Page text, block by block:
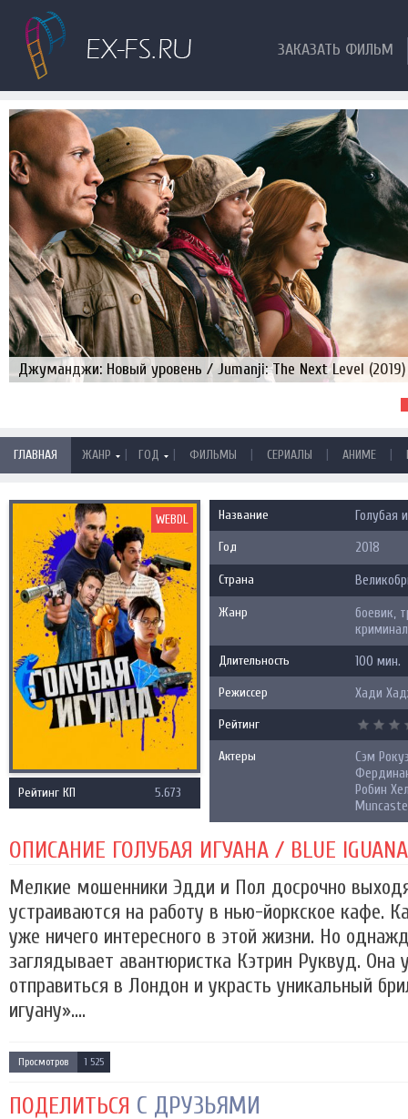
ЗАКАЗАТЬ ФИЛЬМ
Джуманджи: Новый уровень / Jumanji: The Next Level (2019)
ГЛАВНАЯ ЖАНР | ГОД | ФИЛЬМЫ | СЕРИАЛЫ | АНИМЕ |
WEBDL
Рейтинг КП 5.673
Название Голубая
Год 2018
Страна
Жанр
боевик,
криминал
Длительность 100 мин.
Режиссер Хади
Рейтинг
Актеры
Сэм
Робин
ОПИСАНИЕ ГОЛУБАЯ ИГУАНА / BLUE IGUANA
Мелкие мошенники Эдди и Пол досрочно
устраиваются на работу в нью-йоркское кафе.
уже ничего интересного в этой жизни. Но
заглядывает авантюристка Кэтрин Руквуд. Она
отправиться в Лондон и украсть уникальный
игуану»....
Просмотров 1 525
ПОДЕЛИТЬСЯ С ДРУЗЬЯМИ